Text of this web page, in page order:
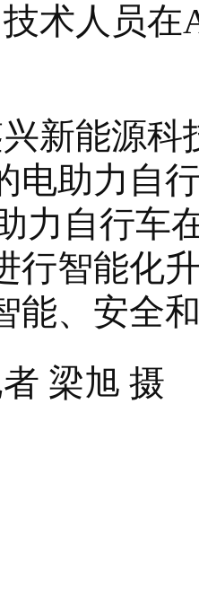
术人员在
新能源科
电助力自
力自行车
行智能化
能、安全
梁旭 摄